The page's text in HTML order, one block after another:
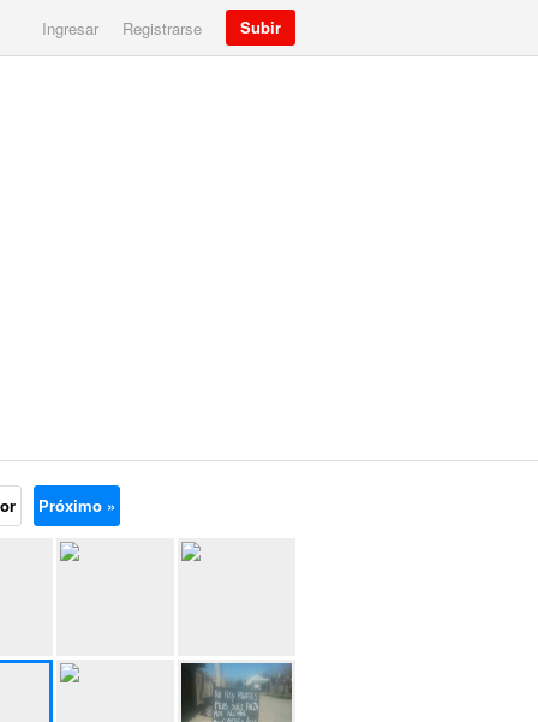
Ingresar Registrarse Subir
Próximo »